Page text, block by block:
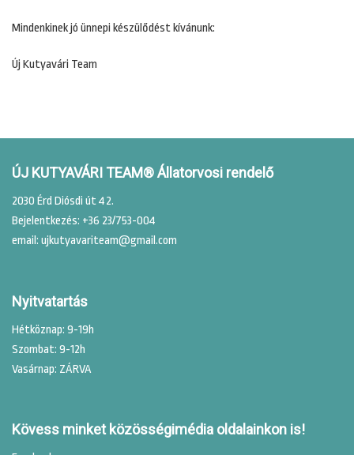
Mindenkinek jó ünnepi készülődést kívánunk:
Új Kutyavári Team
ÚJ KUTYAVÁRI TEAM® Állatorvosi rendelő
2030 Érd Diósdi út 42.
Bejelentkezés: +36 23/753-004
email: ujkutyavariteam@gmail.com
Nyitvatartás
Hétköznap: 9-19h
Szombat: 9-12h
Vasárnap: ZÁRVA
Kövess minket közösségimédia oldalainkon is!